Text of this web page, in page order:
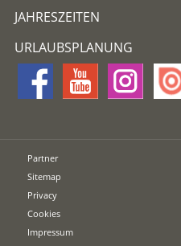
JAHRESZEITEN
URLAUBSPLANUNG
Partner
Sitemap
Privacy
Cookies
Impressum